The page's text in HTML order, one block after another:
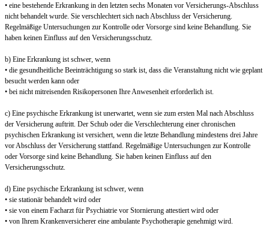
• eine bestehende Erkrankung in den letzten sechs Monaten vor Versicherungs-Abschluss
nicht behandelt wurde. Sie verschlechtert sich nach Abschluss der Versicherung.
Regelmäßige Untersuchungen zur Kontrolle oder Vorsorge sind keine Behandlung. Sie
haben keinen Einfluss auf den Versicherungsschutz.
b) Eine Erkrankung ist schwer, wenn
• die gesundheitliche Beeinträchtigung so stark ist, dass die Veranstaltung nicht wie geplant
besucht werden kann oder
• bei nicht mitreisenden Risikopersonen Ihre Anwesenheit erforderlich ist.
c) Eine psychische Erkrankung ist unerwartet, wenn sie zum ersten Mal nach Abschluss
der Versicherung auftritt. Der Schub oder die Verschlechterung einer chronischen
psychischen Erkrankung ist versichert, wenn die letzte Behandlung mindestens drei Jahre
vor Abschluss der Versicherung stattfand. Regelmäßige Untersuchungen zur Kontrolle
oder Vorsorge sind keine Behandlung. Sie haben keinen Einfluss auf den
Versicherungsschutz.
d) Eine psychische Erkrankung ist schwer, wenn
• sie stationär behandelt wird oder
• sie von einem Facharzt für Psychiatrie vor Stornierung attestiert wird oder
• von Ihrem Krankenversicherer eine ambulante Psychotherapie genehmigt wird.